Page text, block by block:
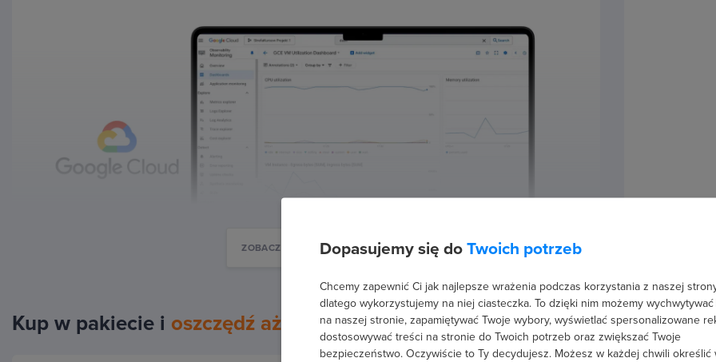
ZOBACZ WIĘCEJ
Kup w pakiecie i oszczędź aż 20%
Dopasujemy się do Twoich potrzeb
Chcemy zapewnić Ci jak najlepsze wrażenia podczas korzystania z naszej
dlatego wykorzystujemy na niej ciasteczka. To dzięki nim możemy wychwytywać
na naszej stronie, zapamiętywać Twoje wybory, wyświetlać spersonalizowane
dostosowywać treści na stronie do Twoich potrzeb oraz zwiększać Twoje
bezpieczeństwo. Oczywiście to Ty decydujesz. Możesz w każdej chwili określić